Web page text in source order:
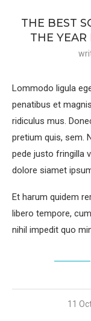
THE BEST
THE
Lommodo ligula
penatibus et
ridiculus mus.
pretium quis, sem.
pede justo fringilla
dolore siamet
Et harum quidem
libero tempore,
nihil impedit quo
11